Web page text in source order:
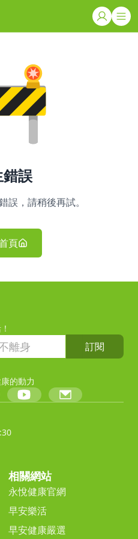
誤
誤，請稍後再試。
頁
訂閱
的動力
相關網站
永悅健康官網
早安樂活
早安健康嚴選